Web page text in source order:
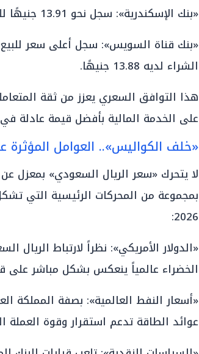
«بنك الإسكندرية»: سجل نحو 13.91 جنيهًا للشراء و13.94 جنيهًا للبيع.
الشراء لديه 13.88 جنيهًا.
هذا التوافق السعري يعزز من ثقة
على الخدمة المالية بأفضل قيمة عادلة
«خلف الكواليس».. العوامل المؤثرة
لا يتحرك «سعر الريال السعودي» بمعزل عن
بمجموعة من المحركات الرئيسية التي
2026:
«الدولار الأمريكي»: نظراً لارتباط الريال
الخضراء عالمياً ينعكس بشكل مباشر على
«أسعار النفط العالمية»: بصفة المملكة
عوائد الطاقة تدعم استقرار وقوة العملة